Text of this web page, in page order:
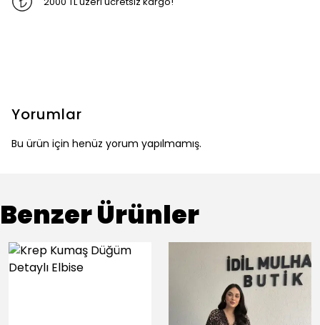
Yorumlar
Bu ürün için henüz yorum yapılmamış.
Benzer Ürünler